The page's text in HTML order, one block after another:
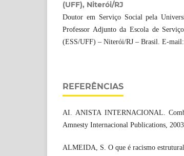
(UFF), Niterói/RJ
Doutor em Serviço Social pela
Professor Adjunto da Escola de
(ESS/UFF) – Niterói/RJ – Brasil. E-mail:
REFERÊNCIAS
AI. ANISTA INTERNACIONAL.
Amnesty Internacional Publications, 2003.
ALMEIDA, S. O que é racismo